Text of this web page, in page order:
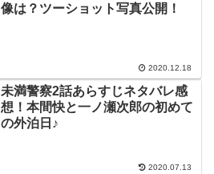
像は？ツーショット写真公開！
2020.12.18
未満警察2話あらすじネタバレ感
想！本間快と一ノ瀬次郎の初めて
の外泊日♪
2020.07.13